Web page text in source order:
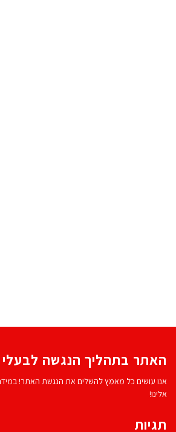
האתר בתהליך הנגשה לבעלי
אנו עושים כל מאמץ להשלים את הנגשת האתר!
אלינו!
תגיות